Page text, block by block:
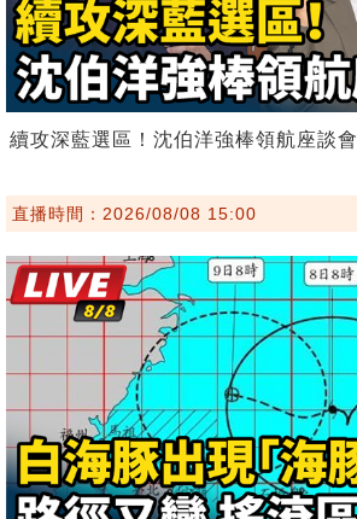
續攻深藍選區！沈伯洋強棒領航座談會
直播時間：2026/08/08 15:00